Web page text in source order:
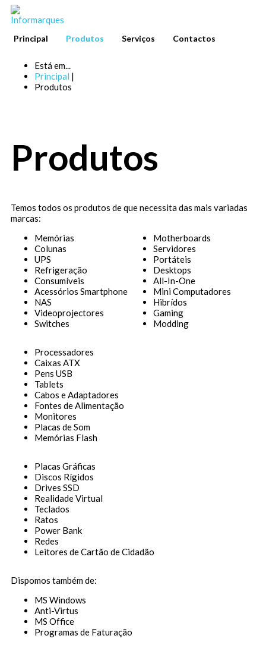
Principal Produtos Serviços Contactos
Está em...
Principal |
Produtos
Produtos
Temos todos os produtos de que necessita das mais variadas
marcas:
Memórias
Colunas
UPS
Refrigeração
Consumíveis
Acessórios Smartphone
NAS
Videoprojectores
Switches
Motherboards
Servidores
Portáteis
Desktops
All-In-One
Mini Computadores
Hibrídos
Gaming
Modding
Processadores
Caixas ATX
Pens USB
Tablets
Cabos e Adaptadores
Fontes de Alimentação
Monitores
Placas de Som
Memórias Flash
Placas Gráficas
Discos Rígidos
Drives SSD
Realidade Virtual
Teclados
Ratos
Power Bank
Redes
Leitores de Cartão de Cidadão
Dispomos também de:
MS Windows
Anti-Virtus
MS Office
Programas de Faturação